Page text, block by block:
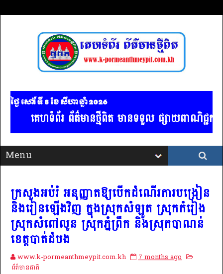
ថ្ងៃ សៅរ៍ ទី 8​ ខែ សីហា ឆ្នាំ 2026
គេហទំព័រ ព័ត៌មានថ្មីពិត មានទទួល ផ្សាយពាណិជ្ជ
ក្រសួងអប់រំ អនុញ្ញាតឱ្យបើកដំណើរការបង្រៀន
និងរៀនឡើងវិញ ក្នុងស្រុកសំឡូត ស្រុកកំរៀង
ស្រុកសំពៅលូន ស្រុកភ្នំព្រឹក និងស្រុកបាណន់
ខេត្តបាត់ដំបង
www.k-pormeanthmeypit.com.kh
7 months ago
ព័ត៌មានជាតិ